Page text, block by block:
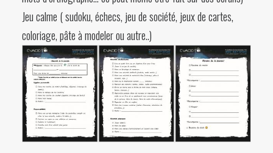
Jeu calme ( sudoku, échecs, jeu de société, jeux de cartes,
coloriage, pâte à modeler ou autre..)